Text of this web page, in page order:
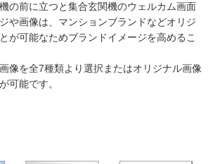
の前に立つと集合玄関機のウェルカム画面
や画像は、マンションブランドなどオリジ
が可能なためブランドイメージを高めるこ
像を全7種類より選択またはオリジナル画像
可能です。